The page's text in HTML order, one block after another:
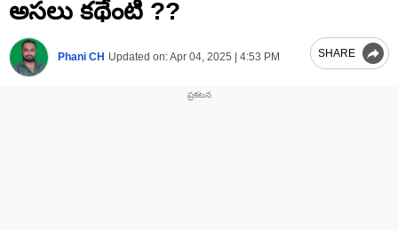
minutes,
seconds
అసలు కథేంటి ??
Phani CH Updated on:Apr 04, 2025 | 4:53 PM SHARE